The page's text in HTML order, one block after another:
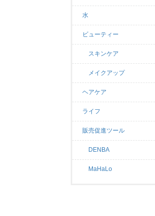
水
ビューティー
スキンケア
メイクアップ
ヘアケア
ライフ
販売促進ツール
DENBA
MaHaLo